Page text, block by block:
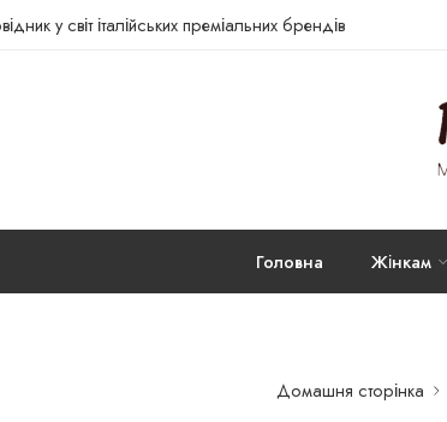
у світ італійських преміальних брендів
Головна Жінкам
Домашня сторінка